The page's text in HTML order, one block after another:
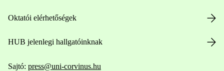
Oktatói elérhetőségek
HUB jelenlegi hallgatóinknak
Sajtó: press@uni-corvinus.hu